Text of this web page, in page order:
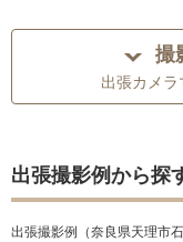
撮
出張カメ
出張撮影例から探
出張撮影例（奈良県天理市石